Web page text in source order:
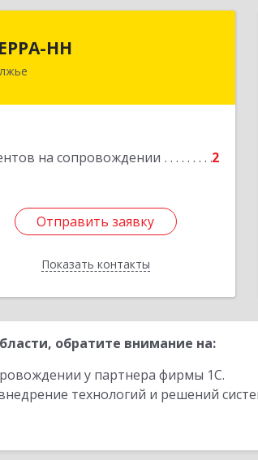
НН
на сопровождении 2
Отправить заявку
Показать контакты
Отправить заявку
Назад
обратите внимание на:
у партнера фирмы 1С.
технологий и решений